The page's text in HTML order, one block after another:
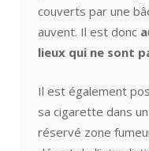
couverts par une
auvent. Il est donc
lieux qui ne sont
Il est également
sa cigarette dans
réservé zone